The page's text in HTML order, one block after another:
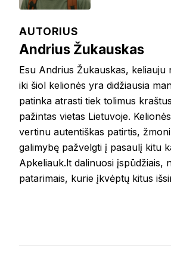
AUTORIUS
Andrius Žukauskas
Esu Andrius Žukauskas, keliauju
iki šiol kelionės yra didžiausia
patinka atrasti tiek tolimus
pažintas vietas Lietuvoje.
vertinu autentiškas patirtis,
galimybę pažvelgti į pasaulį kitu
Apkeliauk.lt dalinuosi įspūdžiais,
patarimais, kurie įkvėptų kitus